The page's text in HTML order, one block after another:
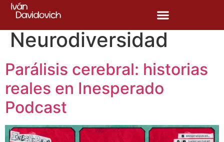
Etiqueta:
Neurodiversidad
Parálisis cerebral: historias
reales en Inesperado
Podcast